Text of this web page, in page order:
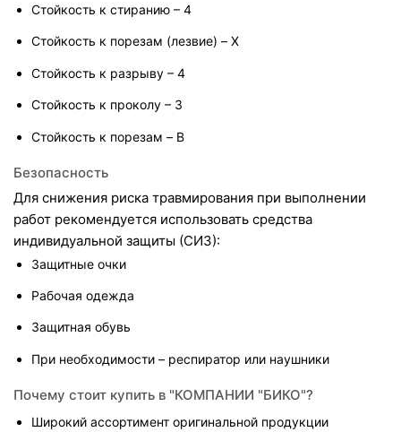
Стойкость к стиранию – 4
Стойкость к порезам (лезвие) – X
Стойкость к разрыву – 4
Стойкость к проколу – 3
Стойкость к порезам – B
Безопасность
Для снижения риска травмирования при выполнении
работ рекомендуется использовать средства
индивидуальной защиты (СИЗ):
Защитные очки
Рабочая одежда
Защитная обувь
При необходимости – респиратор или наушники
Почему стоит купить в "КОМПАНИИ "БИКО"?
Широкий ассортимент оригинальной продукции